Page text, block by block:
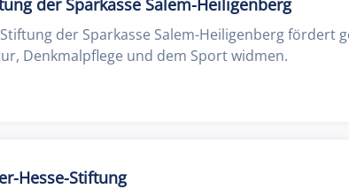
der Sparkasse Salem-Heiligenberg
der Sparkasse Salem-Heiligenberg fördert
Denkmalpflege und dem Sport widmen.
Hesse-Stiftung